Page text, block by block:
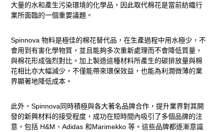
大量的水和產生污染環境的化學品，因此取代棉花是當前紡織行
業所面臨的一個重要議題。
Spinnova物料是極佳的棉花替代品，在生產過程中用水極少，不
會用到有害化學物質，並且能夠多次重新處理而不會降低質量，
與棉花形成強烈對比。加上製造這種材料所產生的碳排放量與棉
花相比亦大幅減少，不僅能帶來環保效益，也能為利潤微薄的業
界顯著地降低成本。
此外，Spinnova同時積極與各大著名品牌合作，提升業界對其開
發的新興材料的接受程度，成功在短時間內吸引了多個品牌的注
意，包括 H&M 、Adidas和Marimekko等。這些品牌都逐漸意識